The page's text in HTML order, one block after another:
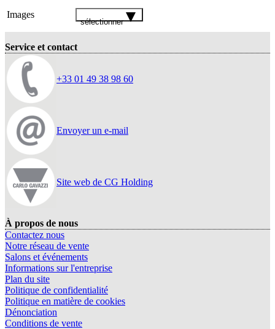
Images
sélectionner
Service et contact
+33 01 49 38 98 60
Envoyer un e-mail
Site web de CG Holding
À propos de nous
Contactez nous
Notre réseau de vente
Salons et événements
Informations sur l'entreprise
Plan du site
Politique de confidentialité
Politique en matière de cookies
Dénonciation
Conditions de vente